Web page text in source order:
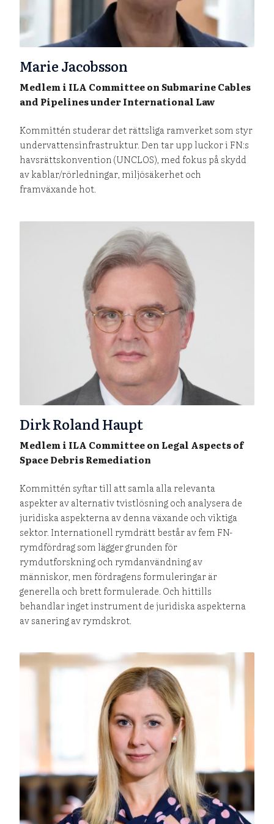
Marie Jacobsson
Medlem i ILA Committee on Submarine Cables
and Pipelines under International Law
Kommittén studerar det rättsliga ramverket som styr
undervattensinfrastruktur. Den tar upp luckor i FN:s
havsrättskonvention (UNCLOS), med fokus på skydd
av kablar/rörledningar, miljösäkerhet och
framväxande hot.
Dirk Roland Haupt
Medlem i ILA Committee on Legal Aspects of
Space Debris Remediation
Kommittén syftar till att samla alla relevanta
aspekter av alternativ tvistlösning och analysera de
juridiska aspekterna av denna växande och viktiga
sektor. Internationell rymdrätt består av fem FN-
rymdfördrag som lägger grunden för
rymdutforskning och rymdanvändning av
människor, men fördragens formuleringar är
generella och brett formulerade. Och hittills
behandlar inget instrument de juridiska aspekterna
av sanering av rymdskrot.